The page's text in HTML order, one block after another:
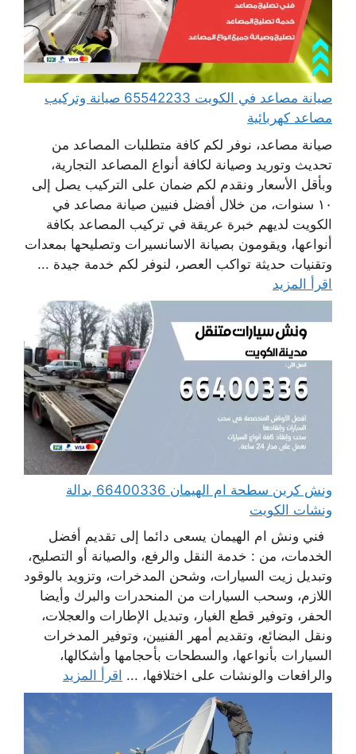
صيانة مصاعد في الكويت 65542233 صيانة وتركيب
مصاعد كهربائية
صيانة مصاعد، نوفر لكم كافة متطلبات المصاعد من
تحديث وتوريد وصيانة لكافة أنواع المصاعد التجارية،
وبأقل الأسعار ونقدم لكم ضمان على التركيب يصل إلى
١٠ سنوات، من خلال أفضل فنيين صيانة مصاعد في
الكويت لديهم خبرة عريقة في تركيب المصاعد بكافة
أنواعها، ويقومون بصيانة الاسانسيرات وتصليحها بمعدات
وتقنيات حديثة تواكب العصر، لنوفر لكم خدمة جيدة ...
اقرأ المزيد
ونش كرين سطحة ام الهيمان 66400336 بدالة
ونشات الكويت
فني ونش ام الهيمان يسعى دائما إلى تقديم أفضل
الخدمات، من : خدمة النقل والرفع، والصيانة أو التصليح،
وتبديل زيت السيارات، وشحن المدخرات، وتزويد بالوقود
اللازم، وسحب السيارات من المنحدرات والبرك وأيضا
الحفر، وتوفير قطع الغيار، وتبديل الإطارات والعجلات،
ونقل البضائع، وتقديم أمهر الفنيين، وتوفير المدخرات
السيارات بأنواعها، والسطحات بأحجامها وأشكالها،
والرافعات والونشات على اختلافها، ... اقرأ المزيد